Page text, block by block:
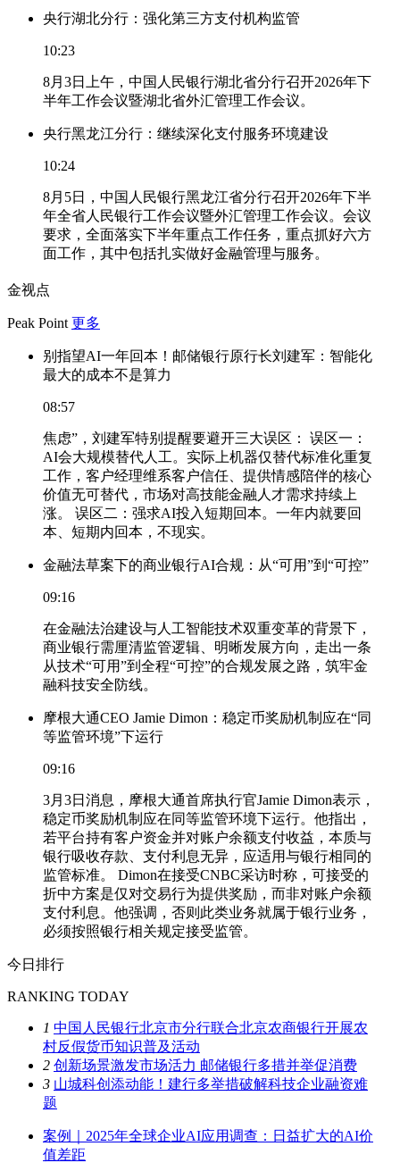
央行湖北分行：强化第三方支付机构监管
10:23
8月3日上午，中国人民银行湖北省分行召开2026年下
半年工作会议暨湖北省外汇管理工作会议。
央行黑龙江分行：继续深化支付服务环境建设
10:24
8月5日，中国人民银行黑龙江省分行召开2026年下半
年全省人民银行工作会议暨外汇管理工作会议。会议
要求，全面落实下半年重点工作任务，重点抓好六方
面工作，其中包括扎实做好金融管理与服务。
金视点
Peak Point 更多
别指望AI一年回本！邮储银行原行长刘建军：智能化
最大的成本不是算力
08:57
焦虑”，刘建军特别提醒要避开三大误区： 误区一：
AI会大规模替代人工。实际上机器仅替代标准化重复
工作，客户经理维系客户信任、提供情感陪伴的核心
价值无可替代，市场对高技能金融人才需求持续上
涨。 误区二：强求AI投入短期回本。一年内就要回
本、短期内回本，不现实。
金融法草案下的商业银行AI合规：从“可用”到“可控”
09:16
在金融法治建设与人工智能技术双重变革的背景下，
商业银行需厘清监管逻辑、明晰发展方向，走出一条
从技术“可用”到全程“可控”的合规发展之路，筑牢金
融科技安全防线。
摩根大通CEO Jamie Dimon：稳定币奖励机制应在“同
等监管环境”下运行
09:16
3月3日消息，摩根大通首席执行官Jamie Dimon表示，
稳定币奖励机制应在同等监管环境下运行。他指出，
若平台持有客户资金并对账户余额支付收益，本质与
银行吸收存款、支付利息无异，应适用与银行相同的
监管标准。 Dimon在接受CNBC采访时称，可接受的
折中方案是仅对交易行为提供奖励，而非对账户余额
支付利息。他强调，否则此类业务就属于银行业务，
必须按照银行相关规定接受监管。
今日排行
RANKING TODAY
1 中国人民银行北京市分行联合北京农商银行开展农
村反假货币知识普及活动
2 创新场景激发市场活力 邮储银行多措并举促消费
3 山城科创添动能！建行多举措破解科技企业融资难
题
案例｜2025年全球企业AI应用调查：日益扩大的AI价
值差距